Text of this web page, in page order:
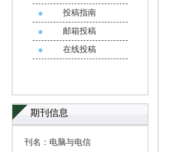
投稿指南
邮箱投稿
在线投稿
期刊信息
刊名：电脑与电信